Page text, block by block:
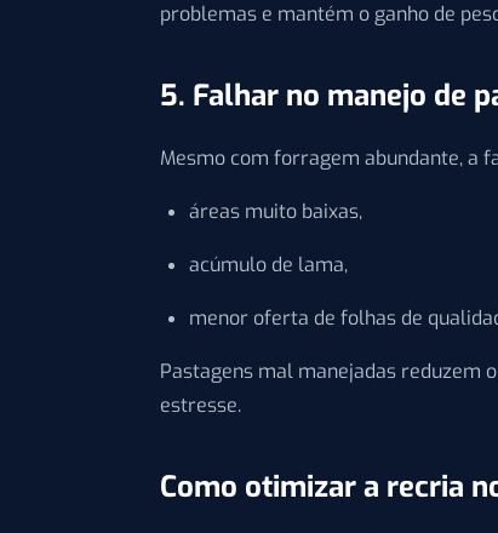
problemas e mantém o ganho de
5. Falhar no manejo de
Mesmo com forragem abundante, a
áreas muito baixas,
acúmulo de lama,
menor oferta de folhas de
Pastagens mal manejadas reduzem
estresse.
Como otimizar a recria